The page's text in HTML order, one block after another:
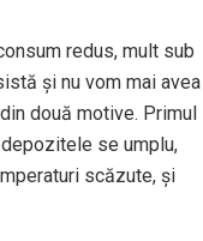
redus, mult sub
și nu vom mai avea
două motive. Primul
se umplu,
scăzute, și